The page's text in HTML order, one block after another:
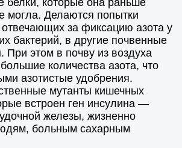
белки, которые она раньше
могла. Делаются попытки
отвечающих за фиксацию азота у
бактерий, в другие почвенные
При этом в почву из воздуха
количества азота, что
азотистые удобрения.
мутанты кишечных
встроен ген инсулина —
железы, жизненно
больным сахарным